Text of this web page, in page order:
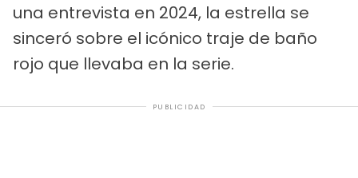
una entrevista en 2024, la estrella se
sinceró sobre el icónico traje de baño
rojo que llevaba en la serie.
PUBLICIDAD